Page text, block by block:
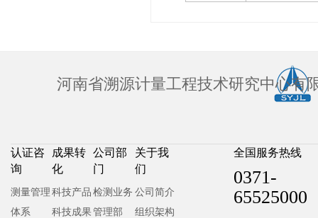
河南省溯源计量工程技术研究中心有
认证咨
询
测量管理
体系
成果转
化
科技产品
科技成果
公司部
门
检测业务
管理部
关于我
们
公司简介
组织架构
全国服务热线
0371-
65525000